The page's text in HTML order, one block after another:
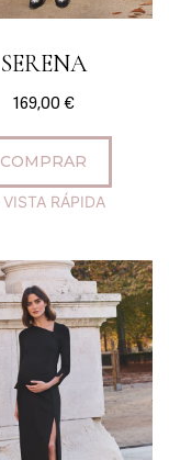
SERENA
169,00€
COMPRAR
VISTA RÁPIDA